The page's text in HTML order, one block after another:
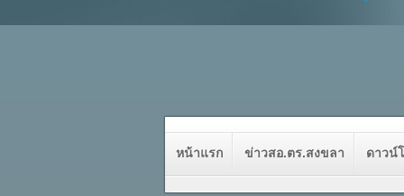
หน้าแรก ข่าวสอ.ตร.สงขลา ดาวน์